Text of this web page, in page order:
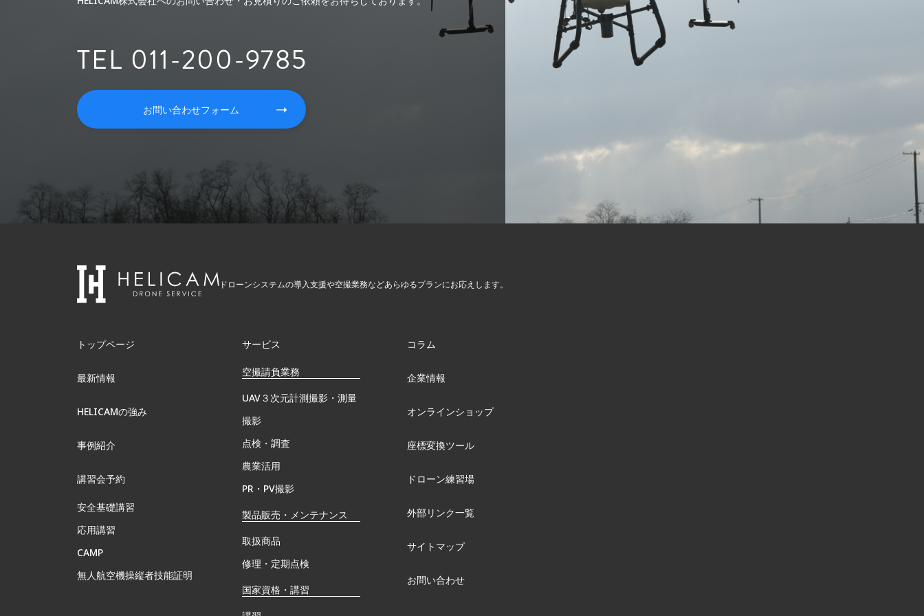
TEL 011-200-9785
お問い合わせフォーム
ドローンシステムの導入支援や空撮業務などあらゆるプランにお応えします。
トップページ
最新情報
HELICAMの強み
事例紹介
講習会予約
安全基礎講習
応用講習
CAMP
無⼈航空機操縦者技能証明
サービス
空撮請負業務
UAV３次元計測撮影・測量
撮影
点検・調査
農業活用
PR・PV撮影
製品販売・メンテナンス
取扱商品
修理・定期点検
国家資格・講習
コラム
企業情報
オンラインショップ
座標変換ツール
ドローン練習場
外部リンク一覧
サイトマップ
お問い合わせ